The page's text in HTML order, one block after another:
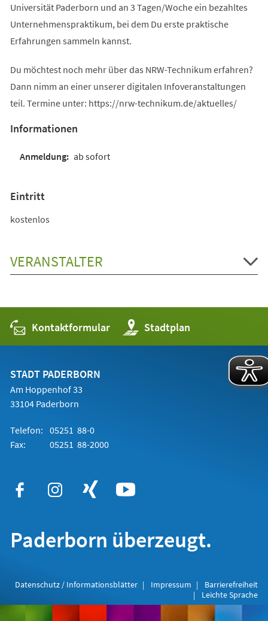
Universität Paderborn und an 3 Tagen/Woche ein bezahltes
Unternehmenspraktikum, bei dem Du erste praktische
Erfahrungen sammeln kannst.
Du möchtest noch mehr über das NRW-Technikum erfahren?
Dann nimm an einer unserer digitalen Infoveranstaltungen
teil. Termine unter: https://nrw-technikum.de/aktuelles/
Informationen
ab sofort
Eintritt
kostenlos
VERANSTALTER
Kontaktformular Stadtplan
(Öffnet
in
einem
STADT PADERBORN
Am Hoppenhof 33
33104 Paderborn
Telefon: 05251 88-0
Fax:
05251 88-2000
Paderborn überzeugt.
Datenschutz / Informationsblätter Impressum
Barrierefreiheit
Leichte Sprache